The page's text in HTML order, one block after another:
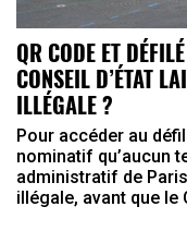
QR CODE ET
CONSEIL D’ÉTAT
ILLÉGALE ?
Pour accéder au
nominatif qu’aucun
administratif de
illégale, avant que le